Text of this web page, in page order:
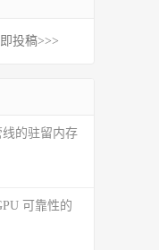
投稿>>>
的驻留内存
可靠性的